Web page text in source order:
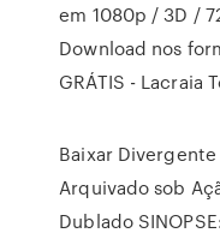
em 1080p / 3D /
Download nos
GRÁTIS - Lacraia
Baixar Divergente
Arquivado sob
Dublado